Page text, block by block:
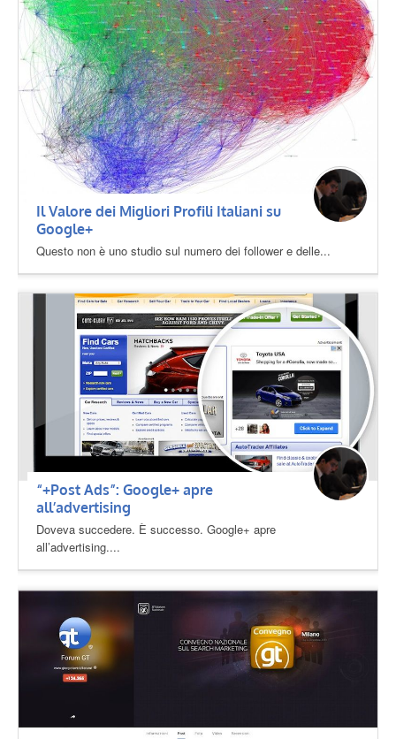
Il Valore dei Migliori Profili Italiani su
Google+
Questo non è uno studio sul numero dei follower e delle...
“+Post Ads”: Google+ apre
all’advertising
Doveva succedere. È successo. Google+ apre
all’advertising....